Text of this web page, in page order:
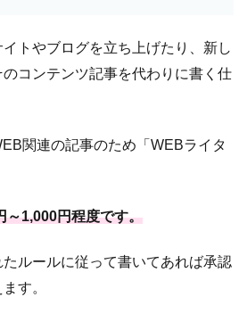
トやブログを立ち上げたり、新し
コンテンツ記事を代わりに書く仕
関連の記事のため「WEBライタ
～1,000円程度です。
ルールに従って書いてあれば承認
す。